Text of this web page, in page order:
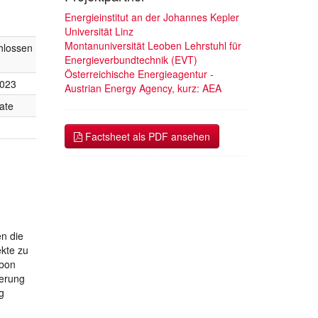
die
zu
Energieinstitut an der Johannes Kepler
Universität Linz
Montanuniversität Leoben Lehrstuhl für
Energieverbundtechnik (EVT)
Österreichische Energieagentur -
Austrian Energy Agency, kurz: AEA
Factsheet als PDF ansehen